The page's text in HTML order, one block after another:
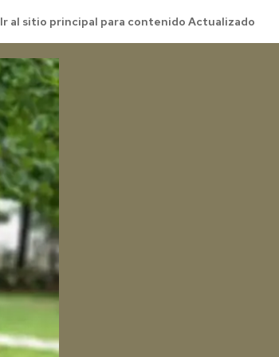
Ir al sitio principal para contenido Actualizado